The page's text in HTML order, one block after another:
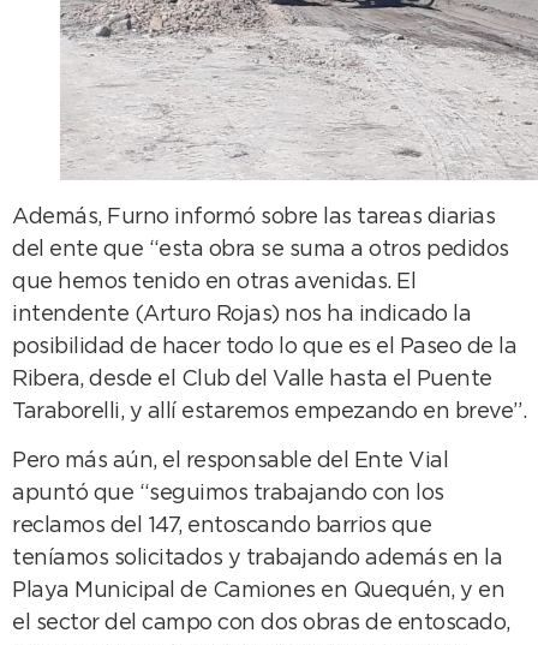
Además, Furno informó sobre las tareas diarias
del ente que “esta obra se suma a otros pedidos
que hemos tenido en otras avenidas. El
intendente (Arturo Rojas) nos ha indicado la
posibilidad de hacer todo lo que es el Paseo de la
Ribera, desde el Club del Valle hasta el Puente
Taraborelli, y allí estaremos empezando en breve”.
Pero más aún, el responsable del Ente Vial
apuntó que “seguimos trabajando con los
reclamos del 147, entoscando barrios que
teníamos solicitados y trabajando además en la
Playa Municipal de Camiones en Quequén, y en
el sector del campo con dos obras de entoscado,